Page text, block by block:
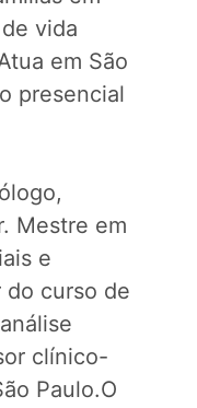
vida
em São
presencial
Mestre em
e
do curso de
clínico-
Paulo.O